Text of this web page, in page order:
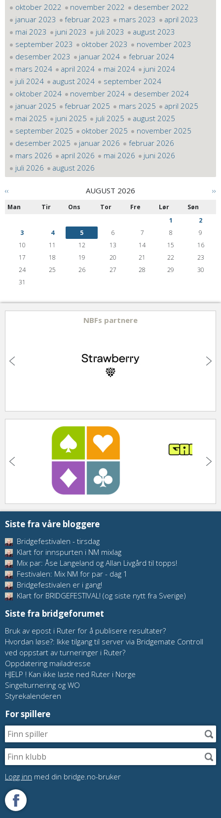
oktober 2022
november 2022
desember 2022
januar 2023
februar 2023 mars 2023
april 2023
mai 2023
juni 2023 juli 2023
august 2023
september 2023
oktober 2023
november 2023
desember 2023
januar 2024
februar 2024
mars 2024
april 2024 mai 2024
juni 2024
juli 2024
august 2024
september 2024
oktober 2024
november 2024
desember 2024
januar 2025
februar 2025 mars 2025
april 2025
mai 2025
juni 2025 juli 2025
august 2025
september 2025
oktober 2025
november 2025
desember 2025
januar 2026
februar 2026
mars 2026
april 2026 mai 2026
juni 2026
juli 2026
august 2026
‹‹ ››
AUGUST 2026
Man Tir Ons Tor Fre Lør
Søn
1
2
3
4 5 6 7 8
9
10
11 12 13 14 15
16
17
18 19 20 21 22
23
24
25 26 27 28 29
30
31
NBFs partnere
Siste fra våre bloggere
Bridgefestivalen - tirsdag
Klart for innspurten i NM mixlag
Mix par: Åse Langeland og Allan Livgård til topps!
Festivalen: Mix NM for par - dag 1
Bridgefestivalen er i gang!
Klart for BRIDGEFESTIVAL! (og siste nytt fra Sverige)
Siste fra bridgeforumet
Bruk av epost i Ruter for å publisere resultater?
Hvordan løse?: Ikke tilgang til server via Bridgemate Controll
ved oppstart av turneringer i Ruter?
Oppdatering mailadresse
HJELP ! Kan ikke laste ned Ruter i Norge
Singelturnering og WO
Styrekalenderen
For spillere
Logg inn med din bridge.no-bruker